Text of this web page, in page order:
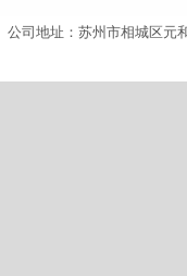
公司地址：苏州市相城区元